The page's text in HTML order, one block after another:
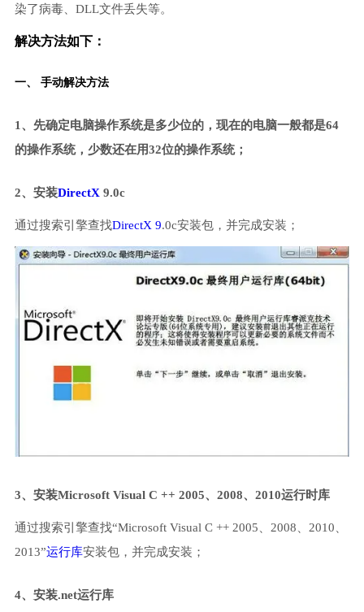
染了病毒、DLL文件丢失等。
解决方法如下：
一、 手动解决方法
1、先确定电脑操作系统是多少位的，现在的电脑一般都是64
的操作系统，少数还在用32位的操作系统；
2、安装DirectX 9.0c
通过搜索引擎查找DirectX 9.0c安装包，并完成安装；
3、安装Microsoft Visual C ++ 2005、2008、2010运行时库
通过搜索引擎查找“Microsoft Visual C ++ 2005、2008、2010、
2013”运行库安装包，并完成安装；
4、安装.net运行库